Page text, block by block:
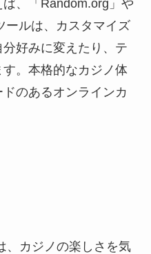
、「Random.org」や
ールは、カスタマイズ
好みに変えたり、テ
。本格的なカジノ体
のあるオンラインカ
、カジノの楽しさを気